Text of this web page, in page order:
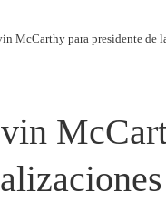
McCarthy para presidente de